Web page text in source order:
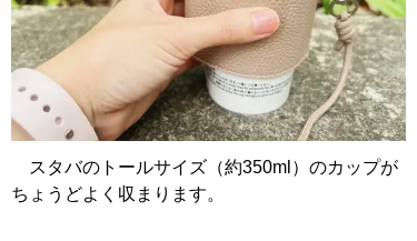
スタバのトールサイズ（約350ml）のカップが
ちょうどよく収まります。